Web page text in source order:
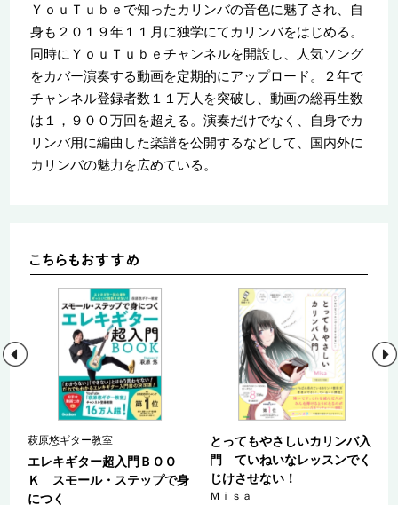
ＹｏｕＴｕｂｅで知ったカリンバの音色に魅了され、自
身も２０１９年１１月に独学にてカリンバをはじめる。
同時にＹｏｕＴｕｂｅチャンネルを開設し、人気ソング
をカバー演奏する動画を定期的にアップロード。２年で
チャンネル登録者数１１万人を突破し、動画の総再生数
は１，９００万回を超える。演奏だけでなく、自身でカ
リンバ用に編曲した楽譜を公開するなどして、国内外に
カリンバの魅力を広めている。
萩原悠ギター教室
エレキギター超入門ＢＯＯ
Ｋ スモール・ステップで身
につく
とってもやさしいカリンバ入
門 ていねいなレッスンでく
じけさせない！
Ｍｉｓａ